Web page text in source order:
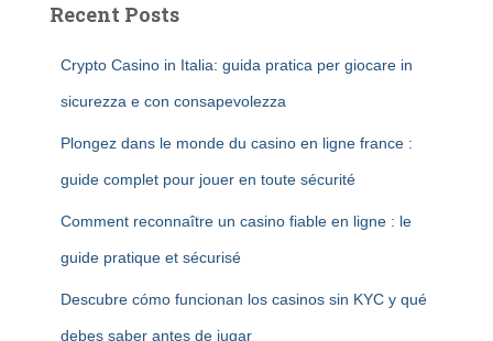
Recent Posts
Crypto Casino in Italia: guida pratica per giocare in
sicurezza e con consapevolezza
Plongez dans le monde du casino en ligne france :
guide complet pour jouer en toute sécurité
Comment reconnaître un casino fiable en ligne : le
guide pratique et sécurisé
Descubre cómo funcionan los casinos sin KYC y qué
debes saber antes de jugar